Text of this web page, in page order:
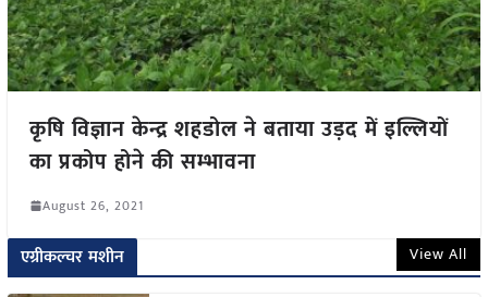
कृषि विज्ञान केन्द्र शहडोल ने बताया उड़द में इल्लियों
का प्रकोप होने की सम्भावना
August 26, 2021
एग्रीकल्चर मशीन View All